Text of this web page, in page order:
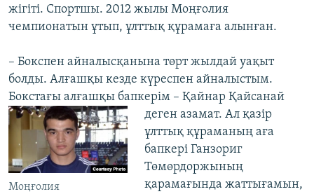
жігіті. Спортшы. 2012 жылы Моңғолия
чемпионатын ұтып, ұлттық құрамаға алынған.
– Бокспен айналысқанына төрт жылдай уақыт
болды. Алғашқы кезде күреспен айналыстым.
Бокстағы алғашқы бапкерім – Қайнар Қайсанай
деген азамат. Ал
Моңғолия
қазір
ұлттық құраманың аға
бапкері Ганзориг
Төмөрдоржының
қарамағында жаттығамын,